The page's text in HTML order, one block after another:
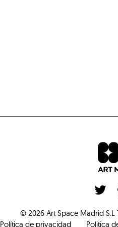
© 2026 Art Space Madrid S.L
Política de privacidad Politica